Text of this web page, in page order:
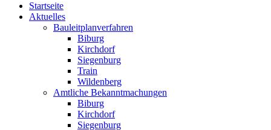
Startseite
Aktuelles
Bauleitplanverfahren
Biburg
Kirchdorf
Siegenburg
Train
Wildenberg
Amtliche Bekanntmachungen
Biburg
Kirchdorf
Siegenburg